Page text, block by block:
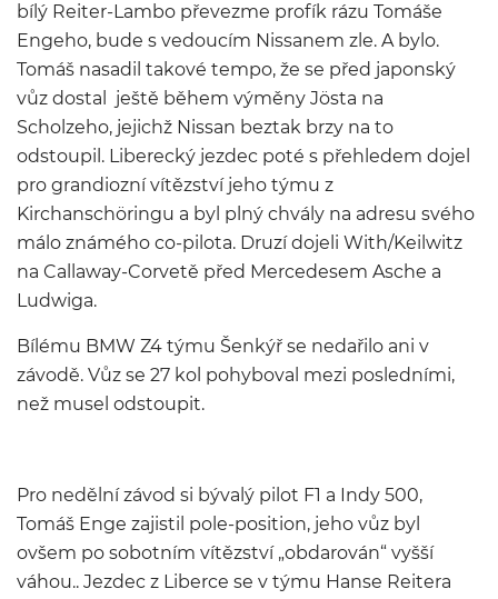
bílý Reiter-Lambo převezme profík rázu Tomáše
Engeho, bude s vedoucím Nissanem zle. A bylo.
Tomáš nasadil takové tempo, že se před japonský
vůz dostal ještě během výměny Jösta na
Scholzeho, jejichž Nissan beztak brzy na to
odstoupil. Liberecký jezdec poté s přehledem dojel
pro grandiozní vítězství jeho týmu z
Kirchanschöringu a byl plný chvály na adresu svého
málo známého co-pilota. Druzí dojeli With/Keilwitz
na Callaway-Corvetě před Mercedesem Asche a
Ludwiga.
Bílému BMW Z4 týmu Šenkýř se nedařilo ani v
závodě. Vůz se 27 kol pohyboval mezi posledními,
než musel odstoupit.
Pro nedělní závod si bývalý pilot F1 a Indy 500,
Tomáš Enge zajistil pole-position, jeho vůz byl
ovšem po sobotním vítězství „obdarován“ vyšší
váhou.. Jezdec z Liberce se v týmu Hanse Reitera